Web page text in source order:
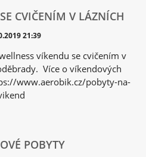
CVIČENÍM V LÁZNÍCH
21:39
víkendu se cvičením v
Více o víkendových
www.aerobik.cz/pobyty-na-
POBYTY